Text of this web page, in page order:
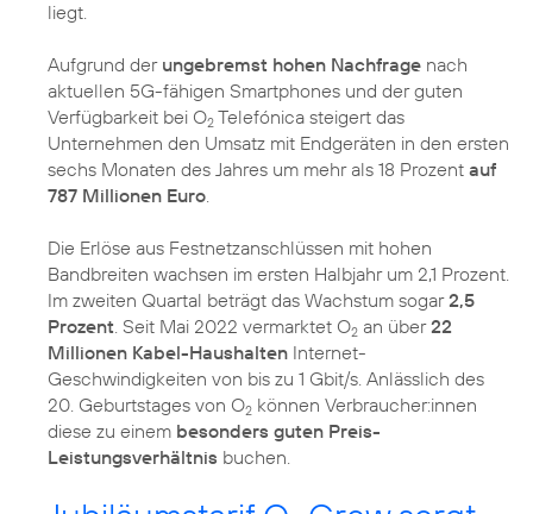
liegt.
Aufgrund der ungebremst hohen Nachfrage nach
aktuellen 5G-fähigen Smartphones und der guten
Verfügbarkeit bei O2 Telefónica steigert das
Unternehmen den Umsatz mit Endgeräten in den ersten
sechs Monaten des Jahres um mehr als 18 Prozent auf
787 Millionen Euro.
Die Erlöse aus Festnetzanschlüssen mit hohen
Bandbreiten wachsen im ersten Halbjahr um 2,1 Prozent.
Im zweiten Quartal beträgt das Wachstum sogar2,5
Prozent. Seit Mai 2022 vermarktet O2 an über22
Millionen Kabel-Haushalten Internet-
Geschwindigkeiten von bis zu 1 Gbit/s. Anlässlich des
20. Geburtstages von O2 können Verbraucher:innen
diese zu einem besonders guten Preis-
Leistungsverhältnis buchen.